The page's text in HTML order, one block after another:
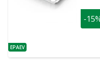
nõuanne
EPAEV
-